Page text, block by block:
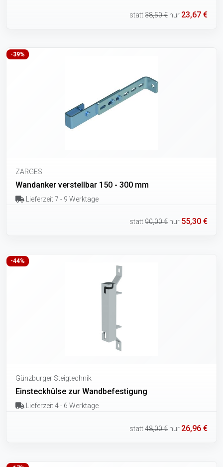
statt38,50 € nur 23,67 €
-39%
ZARGES
Wandanker verstellbar 150 - 300 mm
Lieferzeit 7 - 9 Werktage
statt90,00 € nur 55,30 €
-44%
Günzburger Steigtechnik
Einsteckhülse zur Wandbefestigung
Lieferzeit 4 - 6 Werktage
statt48,00 € nur 26,96 €